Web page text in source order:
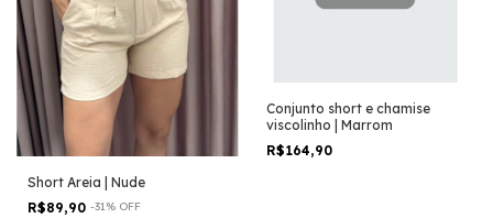
Short Areia | Nude
R$89,90 -31% OFF
Conjunto short e chamise
viscolinho | Marrom
R$164,90